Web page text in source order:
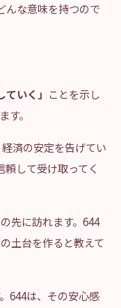
んな意味を持つので
ていく」 ことを示し
す。
済の安定を告げてい
頼して受け取ってく
先に訪れます。644
土台を作ると教えて
644は、その安心感